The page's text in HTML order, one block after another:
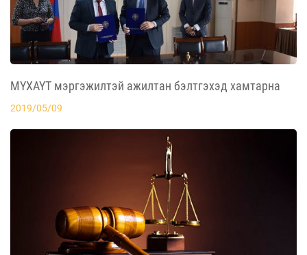
МҮХАҮТ мэргэжилтэй ажилтан бэлтгэхэд хамтарна
2019/05/09